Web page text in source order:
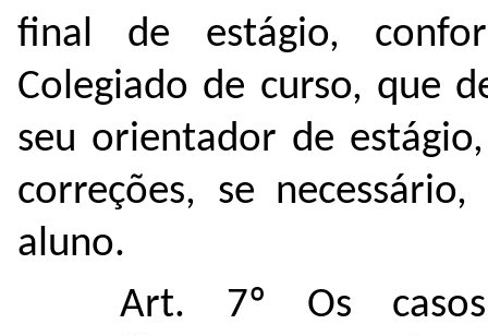
final de estágio,
Colegiado de curso, que
seu orientador de
correções, se
aluno.
Art. 7º Os